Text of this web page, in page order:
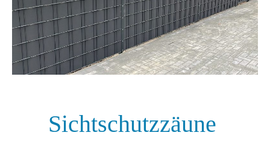
Sichtschutzzäune